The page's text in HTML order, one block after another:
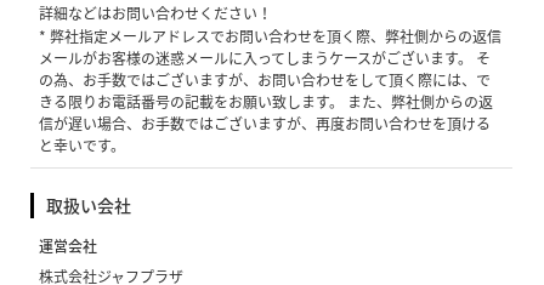
詳細などはお問い合わせください！
* 弊社指定メールアドレスでお問い合わせを頂く際、弊社側からの返信
メールがお客様の迷惑メールに入ってしまうケースがございます。 そ
の為、お手数ではございますが、お問い合わせをして頂く際には、で
きる限りお電話番号の記載をお願い致します。 また、弊社側からの返
信が遅い場合、お手数ではございますが、再度お問い合わせを頂ける
と幸いです。
取扱い会社
運営会社
株式会社ジャフプラザ